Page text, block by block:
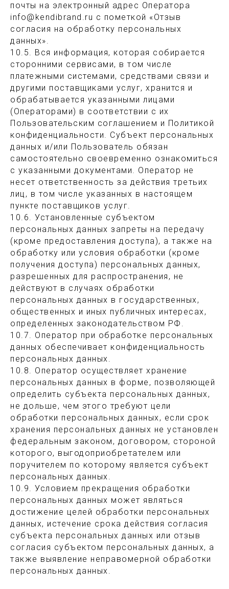
почты на электронный адрес Оператора
info@kendibrand.ru с пометкой «Отзыв
согласия на обработку персональных
данных».
10.5. Вся информация, которая собирается
сторонними сервисами, в том числе
платежными системами, средствами связи и
другими поставщиками услуг, хранится и
обрабатывается указанными лицами
(Операторами) в соответствии с их
Пользовательским соглашением и Политикой
конфиденциальности. Субъект персональных
данных и/или Пользователь обязан
самостоятельно своевременно ознакомиться
с указанными документами. Оператор не
несет ответственность за действия третьих
лиц, в том числе указанных в настоящем
пункте поставщиков услуг.
10.6. Установленные субъектом
персональных данных запреты на передачу
(кроме предоставления доступа), а также на
обработку или условия обработки (кроме
получения доступа) персональных данных,
разрешенных для распространения, не
действуют в случаях обработки
персональных данных в государственных,
общественных и иных публичных интересах,
определенных законодательством РФ.
10.7. Оператор при обработке персональных
данных обеспечивает конфиденциальность
персональных данных.
10.8. Оператор осуществляет хранение
персональных данных в форме, позволяющей
определить субъекта персональных данных,
не дольше, чем этого требуют цели
обработки персональных данных, если срок
хранения персональных данных не установлен
федеральным законом, договором, стороной
которого, выгодоприобретателем или
поручителем по которому является субъект
персональных данных.
10.9. Условием прекращения обработки
персональных данных может являться
достижение целей обработки персональных
данных, истечение срока действия согласия
субъекта персональных данных или отзыв
согласия субъектом персональных данных, а
также выявление неправомерной обработки
персональных данных.